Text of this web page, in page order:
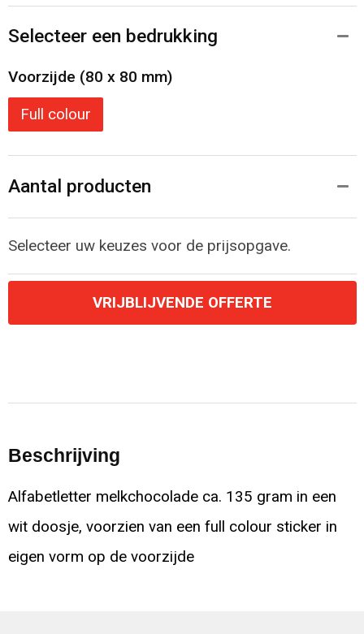
Selecteer een bedrukking
Voorzijde (80 x 80 mm)
Full colour
Aantal producten
Selecteer uw keuzes voor de prijsopgave.
VRIJBLIJVENDE OFFERTE
Beschrijving
Alfabetletter melkchocolade ca. 135 gram in een
wit doosje, voorzien van een full colour sticker in
eigen vorm op de voorzijde